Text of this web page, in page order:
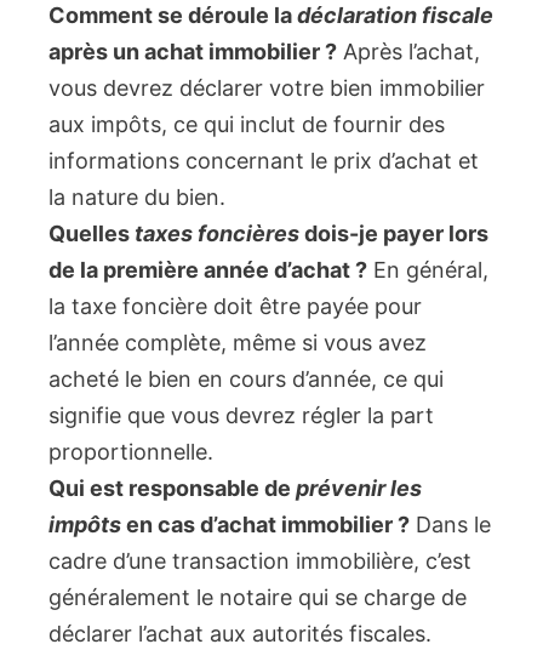
Comment se déroule ladéclaration fiscale
après un achat immobilier ? Après l’achat,
vous devrez déclarer votre bien immobilier
aux impôts, ce qui inclut de fournir des
informations concernant le prix d’achat et
la nature du bien.
Quelles taxes foncièresdois-je payer lors
de la première année d’achat ? En général,
la taxe foncière doit être payée pour
l’année complète, même si vous avez
acheté le bien en cours d’année, ce qui
signifie que vous devrez régler la part
proportionnelle.
Qui est responsable de prévenir les
impôtsen cas d’achat immobilier ? Dans le
cadre d’une transaction immobilière, c’est
généralement le notaire qui se charge de
déclarer l’achat aux autorités fiscales.